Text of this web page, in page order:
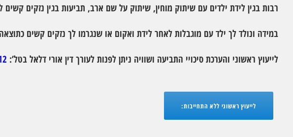
רבות בגין לידת ילדים עם שיתוק מוחין, שיתוק על שם ארב, תביעות בגין נזקים קשים
במידה ונולד לך ילד עם מוגבלות לאחר לידת ואקום או שנגרמו לך נזקים קשים
לייעוץ ראשוני והערכת סיכויי התביעה ושוויה ניתן לפנות לעורך דין אורי דלאל בטל’:
לייעוץ ראשוני ללא התחייבות: